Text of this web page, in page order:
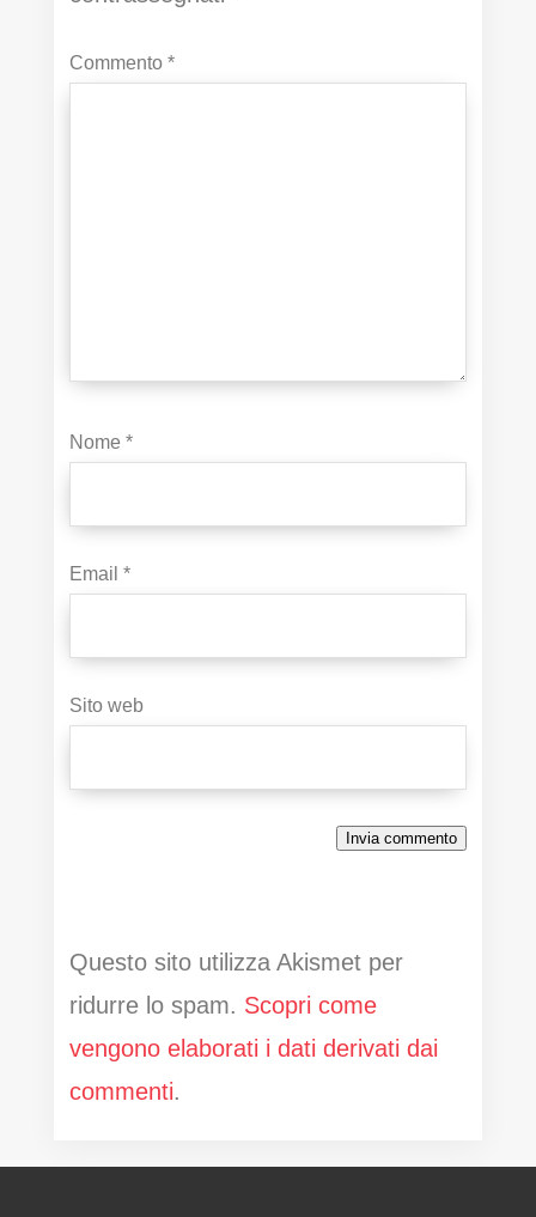
Commento*
Nome*
Email*
Sito web
Invia commento
Questo sito utilizza Akismet per
ridurre lo spam. Scopri come
vengono elaborati i dati derivati dai
commenti.